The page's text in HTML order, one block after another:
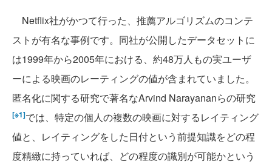
Netflix社がかつて行った、推薦アルゴリズムのコンテ
ストが有名な事例です。同社が公開したデータセットに
は1999年から2005年における、約48万人もの実ユーザ
ーによる映画のレーティングの値が含まれていました。
匿名化に関する研究で著名なArvind Narayananらの研究
[※1]では、特定の個人の複数の映画に対するレイティング
値と、レイティングをした日付という前提知識をどの程
度精緻に持っていれば、どの程度の識別が可能かという